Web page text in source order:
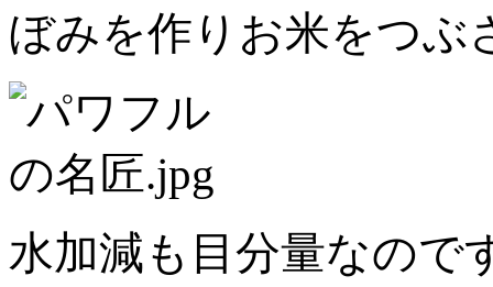
ぼみを作りお米をつぶ
水加減も目分量なので